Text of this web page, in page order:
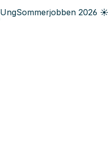
UngSommerjobben 2026 ☀️